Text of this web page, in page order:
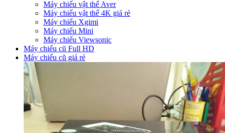
Máy chiếu vật thể Aver
Máy chiếu vật thể 4K giá rẻ
Máy chiếu Xgimi
Máy chiếu Mini
Máy chiếu Viewsonic
Máy chiếu cũ Full HD
Máy chiếu cũ giá rẻ